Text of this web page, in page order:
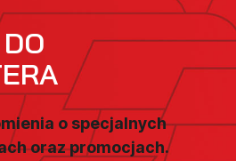
o specjalnych
oraz promocjach.